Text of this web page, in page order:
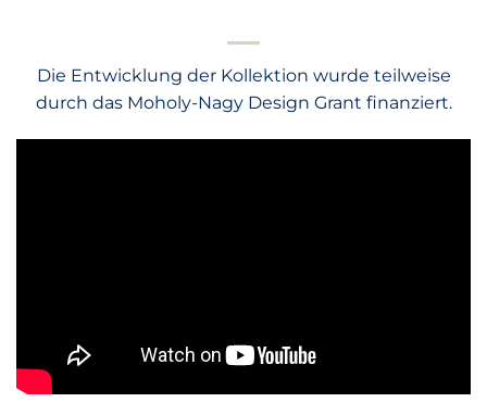
Die Entwicklung der Kollektion wurde teilweise
durch das Moholy-Nagy Design Grant finanziert.